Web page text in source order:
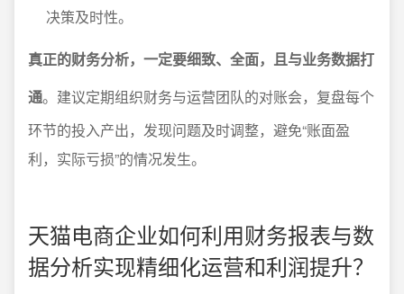
决策及时性。
真正的财务分析，一定要细致、全面，且与业务数据打
通。建议定期组织财务与运营团队的对账会，复盘每个
环节的投入产出，发现问题及时调整，避免“账面盈
利，实际亏损”的情况发生。
天猫电商企业如何利用财务报表与数
据分析实现精细化运营和利润提升？